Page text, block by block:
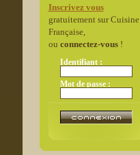
Inscrivez vous
gratuitement sur Cuisine
Française,
ou connectez-vous!
Identifiant :
Mot de passe :